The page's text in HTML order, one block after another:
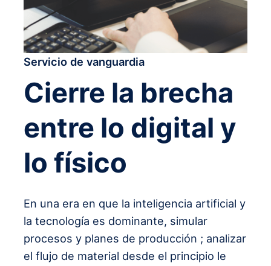
Servicio de vanguardia
Cierre la brecha
entre lo digital y
lo físico
En una era en que la inteligencia artificial y
la tecnología es dominante, simular
procesos y planes de producción ; analizar
el flujo de material desde el principio le